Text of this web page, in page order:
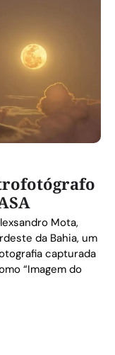
Mota,
da Bahia, um
capturada
“Imagem do